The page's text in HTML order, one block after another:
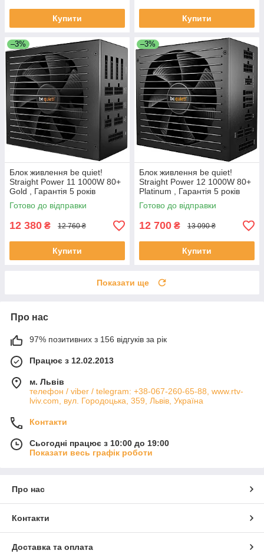
Купити Купити
–3%
Блок живлення be quiet!
Straight Power 11 1000W 80+
Gold , Гарантія 5 років
Готово до відправки
12 380 ₴ 12 760 ₴
Купити
–3%
Блок живлення be quiet!
Straight Power 12 1000W 80+
Platinum , Гарантія 5 років
Готово до відправки
12 700 ₴ 13 090 ₴
Купити
Показати ще
Про нас
97% позитивних з 156 відгуків за рік
Працює з 12.02.2013
м. Львів
телефон / viber / telegram: +38-067-260-65-88, www.rtv-
lviv.com, вул. Городоцька, 359, Львів, Україна
Контакти
Сьогодні працює з 10:00 до 19:00
Показати весь графік роботи
Про нас
Контакти
Доставка та оплата